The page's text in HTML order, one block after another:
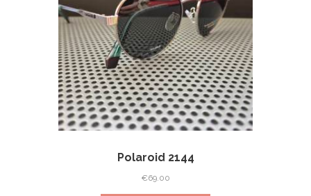
Polaroid 2144
€69.00